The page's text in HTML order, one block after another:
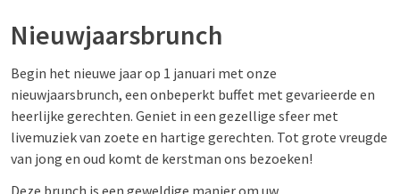
Nieuwjaarsbrunch
Begin het nieuwe jaar op 1 januari met onze
nieuwjaarsbrunch, een onbeperkt buffet met gevarieerde en
heerlijke gerechten. Geniet in een gezellige sfeer met
livemuziek van zoete en hartige gerechten. Tot grote vreugde
van jong en oud komt de kerstman ons bezoeken!
Deze brunch is een geweldige manier om uw